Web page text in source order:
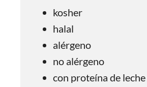
kosher
halal
alérgeno
no alérgeno
con proteína de leche